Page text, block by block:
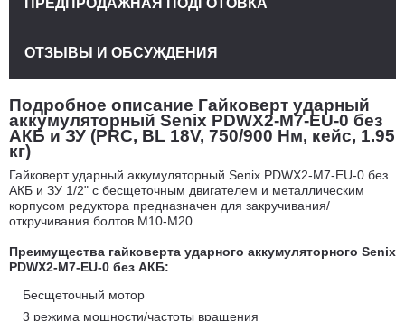
Подробное описание Гайковерт ударный
аккумуляторный Senix PDWX2-M7-EU-0 без
АКБ и ЗУ (PRC, BL 18V, 750/900 Нм, кейс, 1.95
кг)
Гайковерт ударный аккумуляторный Senix PDWX2-M7-EU-0 без
АКБ и ЗУ 1/2" с бесщеточным двигателем и металлическим
корпусом редуктора предназначен для закручивания/
откручивания болтов М10-М20.
Преимущества гайковерта ударного аккумуляторного Senix
PDWX2-M7-EU-0 без АКБ:
Бесщеточный мотор
3 режима мощности/частоты вращения
ОТЗЫВЫ И ОБСУЖДЕНИЯ